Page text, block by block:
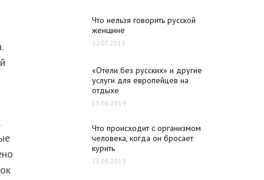
Что нельзя говорить русской
женщине
12.07.2019
«Отели без русских» и другие
услуги для европейцев на
отдыхе
05.08.2019
Что происходит с организмом
человека, когда он бросает
курить
25.08.2019